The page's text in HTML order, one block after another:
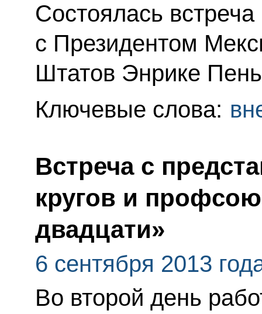
Состоялась
с Президентом
Штатов Энрике
Ключевые слова:
Встреча с
кругов и
двадцати»
6 сентября 2013
Во второй день